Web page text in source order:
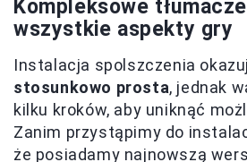
Kompleksowe
wszystkie aspekty gry
Instalacja spolszczenia
stosunkowo prosta, jednak
kilku kroków, aby uniknąć
Zanim przystąpimy do
że posiadamy najnowszą